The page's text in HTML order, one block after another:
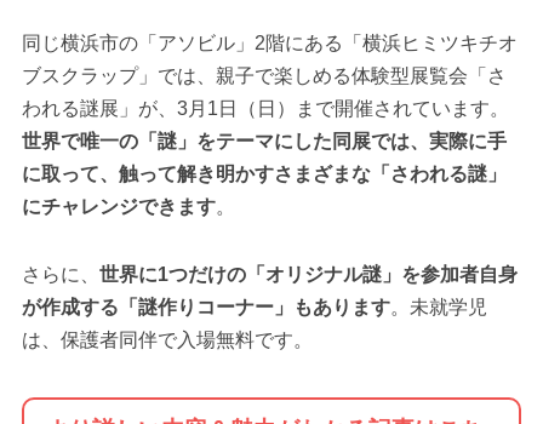
同じ横浜市の「アソビル」2階にある「横浜ヒミツキチオ
ブスクラップ」では、親子で楽しめる体験型展覧会「さ
われる謎展」が、3月1日（日）まで開催されています。
世界で唯一の「謎」をテーマにした同展では、実際に手
に取って、触って解き明かすさまざまな「さわれる謎」
にチャレンジできます。
さらに、 世界に1つだけの「オリジナル謎」を参加者自身
が作成する「謎作りコーナー」もあります。未就学児
は、保護者同伴で入場無料です。